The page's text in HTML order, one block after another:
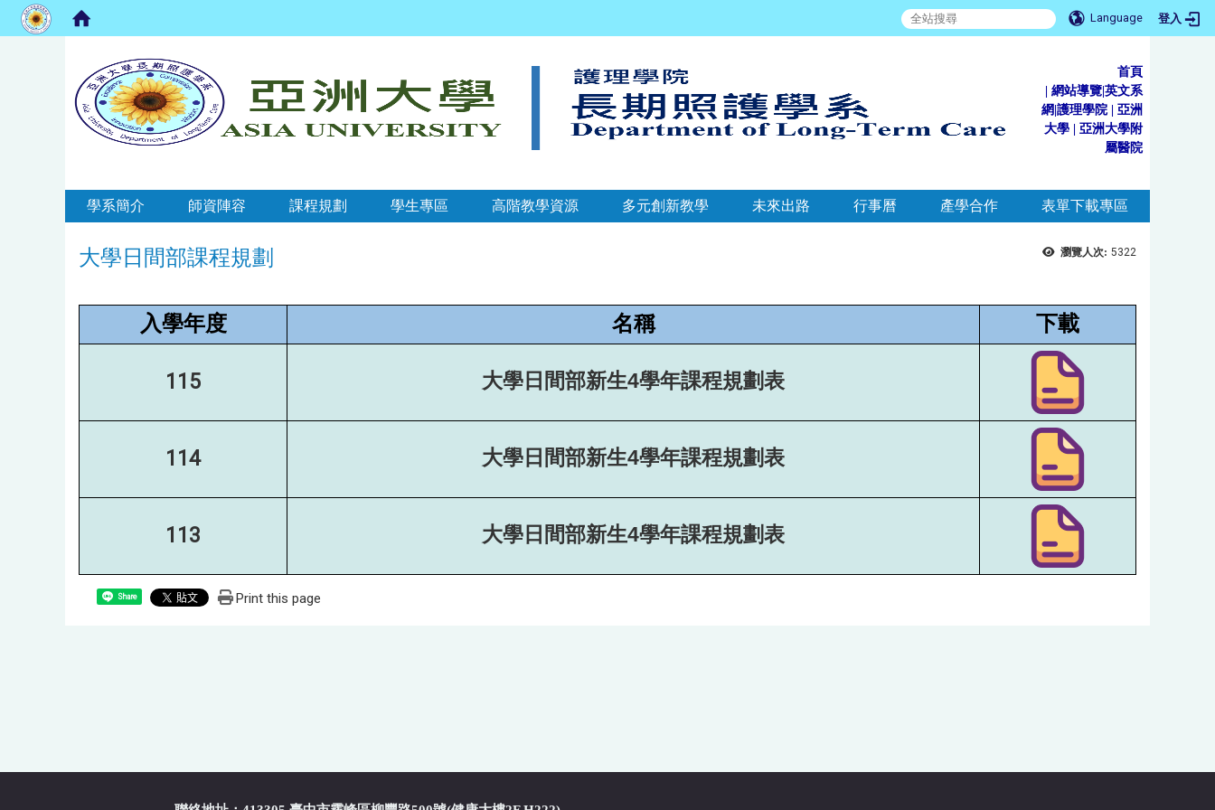
Language 登入
首頁
| 網站導覽|英文系
網|護理學院| 亞洲
大學 | 亞洲大學附
屬醫院
學系簡介 師資陣容 課程規劃 學生專區 高階教學資源 多元創新教學 未來出路 行事曆 產學合作 表單下載專區
瀏覽人次: 5322
大學日間部課程規劃
入學年度 名稱 下載
115 大學日間部新生4學年課程規劃表
114 大學日間部新生4學年課程規劃表
113 大學日間部新生4學年課程規劃表
Share Print this page